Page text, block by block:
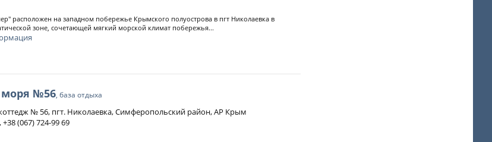
расположен на западном побережье Крымского полуострова в пгт Николаевка в
зоне, сочетающей мягкий морской климат побережья...
моря №56, база отдыха
№ 56, пгт. Николаевка, Симферопольский район, АР Крым
+38 (067) 724-99 69